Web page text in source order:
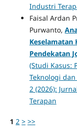
Industri
Faisal Ardan
Purwanto,
Keselamatan
Pendekatan
(Studi Kasus:
Teknologi
2 (2026):
Terapan
1 2 > >>